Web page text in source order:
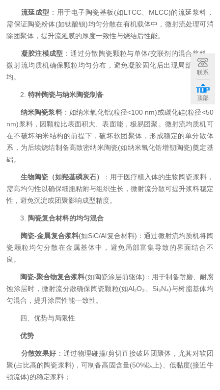
​流延成型​ ​：用于电子陶瓷基板(如LTCC、MLCC)的流延浆料，
需保证陶瓷粉体(如钛酸钡)均匀分散在有机载体中，微射流处理可消
除团聚体，提升流延膜的厚度一致性与烧结后性能。
​凝胶注模成型​ ​：通过分散陶瓷颗粒与单体/交联剂的混合浆料，
微射流均质机确保颗粒均匀分布，避免凝胶固化后出现局部密度不
均。
2. ​​特种陶瓷与纳米陶瓷制备​
​纳米陶瓷浆料​​：如纳米氧化铝(粒径<100 nm)或碳化硅(粒径<50
nm)浆料，因颗粒比表面积大、表面能，极易团聚。微射流均质机可
在不破坏纳米结构的前提下，破坏软团聚体，形成稳定的单分散体
系，为后续烧结制备高致密纳米陶瓷(如纳米氧化锆增韧陶瓷)奠定基
础。
​生物陶瓷（如羟基磷灰石）​
​：用于医疗植入体的生物陶瓷浆料，
需高均匀性以确保细胞粘附与组织生长，微射流分散可提升浆料稳定
性，避免沉淀或团聚影响成型精度。
3. ​ ​陶瓷复合材料的均匀混合​
​陶瓷-金属复合浆料​​(如SiC/Al复合材料)：通过微射流均质机将陶
瓷颗粒均匀分散在金属基体中，避免局部富集导致的界面结合不
良。
​陶瓷-聚合物复合浆料​​(如陶瓷涂层前驱体)：用于制备耐磨、耐腐
蚀涂层时，微射流分散确保陶瓷颗粒(如Al₂O₃、Si₃N₄)与树脂基体均
匀混合，提升涂层性能一致性。
四、优势与局限性
​​优势​
​分散效果好​ ​：通过物理碰撞/剪切直接破坏团聚体，尤其对软团
聚(占比高的陶瓷浆料)，可制备高固含量(50%以上)、低黏度(接近牛
顿流体)的稳定浆料；
联系
顶部